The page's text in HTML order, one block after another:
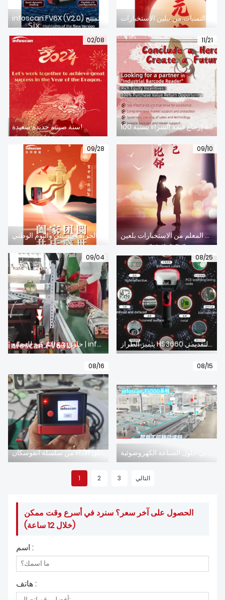
02/08
سنة صينية جديدة سعيدة!
11/21
البحث عن شركاء يتمتعون بفرصة إرجاع قيمة الشراء بنسبة 100%
09/28 09/10
أطيب التمنيات بيوم المعلم من الاستخبارات بلعين
09/04
حلول تتبع الباركود للتصنيع | infoscan قارئ التثبيت الثابت
08/25
يتميز الطراز HS3660 المحمول بقارئ كود دي بي إم بالعرض التقديمي
08/16
الظهور الأول لقارئ الباركود الذكي عالي الأداء من سلسلة انفوسكان FV2X0
08/15
1 2 3 التالي
الحصول على آخر سعر؟ سنرد في أسرع وقت ممكن
(خلال 12 ساعة)
اسم :
هاتف :